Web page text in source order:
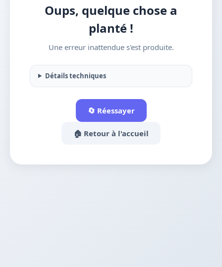
Oups, quelque chose a
planté !
Une erreur inattendue s'est produite.
Détails techniques
🔄 Réessayer
🏠 Retour à l'accueil